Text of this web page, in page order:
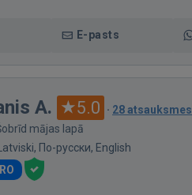
E-pasts
A. 5.0 · 28 atsauksmes
mājas lapā
Latviski, По-русски, English